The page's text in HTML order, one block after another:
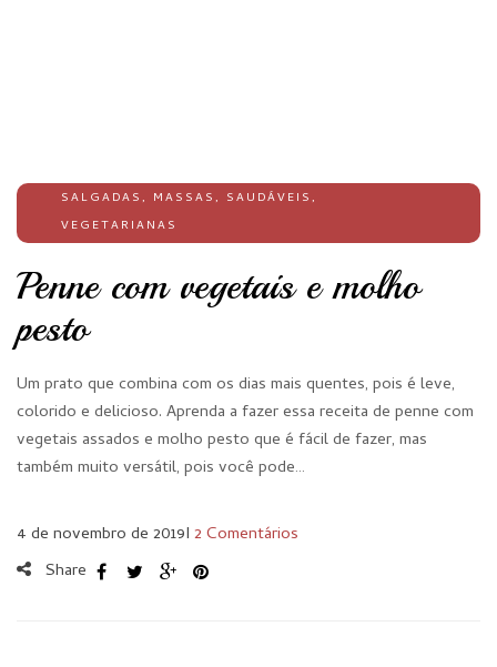
SALGADAS, MASSAS, SAUDÁVEIS,
VEGETARIANAS
Penne com vegetais e molho
pesto
Um prato que combina com os dias mais quentes, pois é leve,
colorido e delicioso. Aprenda a fazer essa receita de penne com
vegetais assados e molho pesto que é fácil de fazer, mas
também muito versátil, pois você pode…
4 de novembro de 2019I 2 Comentários
Share